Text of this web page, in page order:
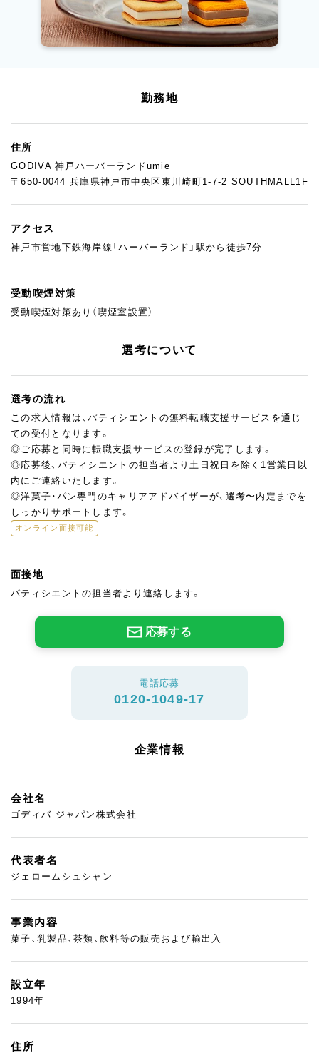
勤務地
住所
GODIVA 神戸ハーバーランドumie
〒650-0044 兵庫県神戸市中央区東川崎町1-7-2 SOUTHMALL1F
アクセス
神戸市営地下鉄海岸線「ハーバーランド」駅から徒歩7分
受動喫煙対策
受動喫煙対策あり（喫煙室設置）
選考について
選考の流れ
この求人情報は、パティシエントの無料転職支援サービスを通じ
ての受付となります。
◎ご応募と同時に転職支援サービスの登録が完了します。
◎応募後、パティシエントの担当者より土日祝日を除く1営業日以
内にご連絡いたします。
◎洋菓子・パン専門のキャリアアドバイザーが、選考〜内定までを
しっかりサポートします。
オンライン面接可能
面接地
パティシエントの担当者より連絡します。
応募する
電話応募
0120-1049-17
企業情報
会社名
ゴディバ ジャパン株式会社
代表者名
ジェロームシュシャン
事業内容
菓子、乳製品、茶類、飲料等の販売および輸出入
設立年
1994年
住所